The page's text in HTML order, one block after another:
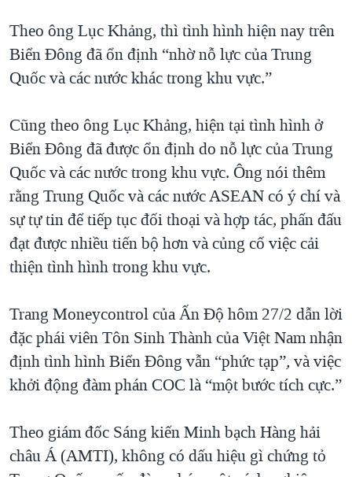
Theo ông Lục Khảng, thì tình hình hiện nay trên
Biển Đông đã ổn định “nhờ nỗ lực của Trung
Quốc và các nước khác trong khu vực.”
Cũng theo ông Lục Khảng, hiện tại tình hình ở
Biển Đông đã được ổn định do nỗ lực của Trung
Quốc và các nước trong khu vực. Ông nói thêm
rằng Trung Quốc và các nước ASEAN có ý chí và
sự tự tin để tiếp tục đối thoại và hợp tác, phấn đấu
đạt được nhiều tiến bộ hơn và củng cố việc cải
thiện tình hình trong khu vực.
Trang Moneycontrol của Ấn Độ hôm 27/2 dẫn lời
đặc phái viên Tôn Sinh Thành của Việt Nam nhận
định tình hình Biển Đông vẫn “phức tạp”, và việc
khởi động đàm phán COC là “một bước tích cực.”
Theo giám đốc Sáng kiến Minh bạch Hàng hải
châu Á (AMTI), không có dấu hiệu gì chứng tỏ